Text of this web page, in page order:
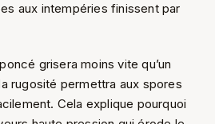
aux intempéries finissent par
grisera moins vite qu’un
rugosité permettra aux spores
Cela explique pourquoi